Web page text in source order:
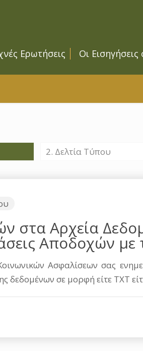
Ερωτήσεις Οι Εισηγήσεις
2. Δελτία Τύπου
στα Αρχεία
Αποδοχών
Ασφαλίσεων σας
σε μορφή είτε TXT